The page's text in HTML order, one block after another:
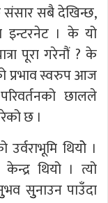
संसार सबै देखिन्छ,
इन्टरनेट । के यो
पूरा गरेनौं ? के
प्रभाव स्वरुप आज
छालले
छ ।
थियोे ।
केन्द्र थियो । त्यो
सुुनाउन पाउँदा